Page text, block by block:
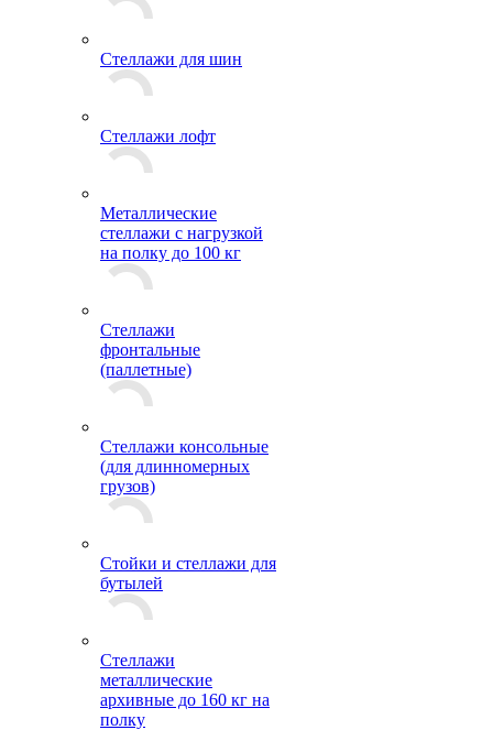
Стеллажи для шин
Стеллажи лофт
Металлические
стеллажи с нагрузкой
на полку до 100 кг
Стеллажи
фронтальные
(паллетные)
Стеллажи консольные
(для длинномерных
грузов)
Стойки и стеллажи для
бутылей
Стеллажи
металлические
архивные до 160 кг на
полку